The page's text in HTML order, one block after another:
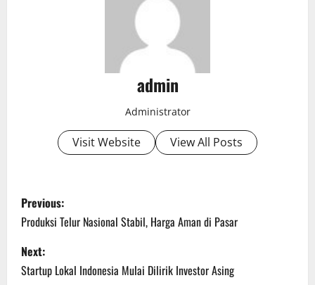
admin
Administrator
Visit Website View All Posts
P
o
s
Previous:
Produksi Telur Nasional Stabil, Harga Aman di Pasar
Next:
Startup Lokal Indonesia Mulai Dilirik Investor Asing